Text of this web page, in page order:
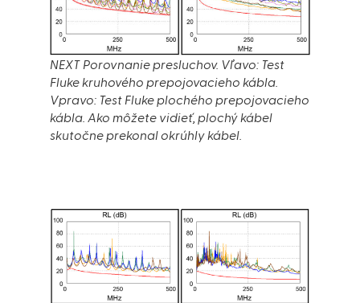
NEXT Porovnanie presluchov. Vľavo: Test
Fluke kruhového prepojovacieho kábla.
Vpravo: Test Fluke plochého prepojovacieho
kábla. Ako môžete vidieť, plochý kábel
skutočne prekonal okrúhly kábel.